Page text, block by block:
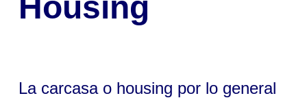
La carcasa o housing por lo general